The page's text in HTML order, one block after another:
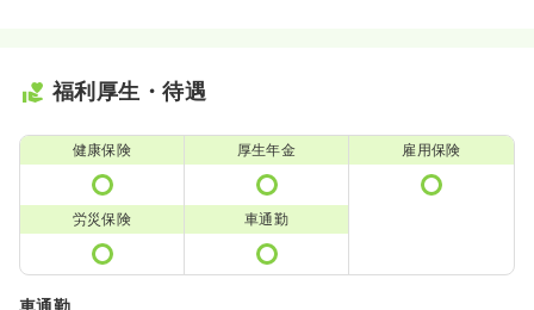
福利厚生・待遇
健康保険 厚生年金 雇用保険
労災保険 車通勤